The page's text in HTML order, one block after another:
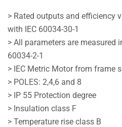
> Rated outputs and efficiency
with IEC 60034-30-1
> All parameters are measured
60034-2-1
> IEC Metric Motor from frame
> POLES: 2,4,6 and 8
> IP 55 Protection degree
> Insulation class F
> Temperature rise class B